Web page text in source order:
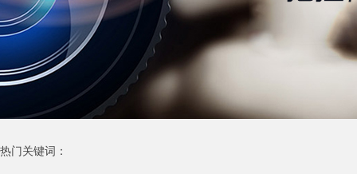
热门关键词：